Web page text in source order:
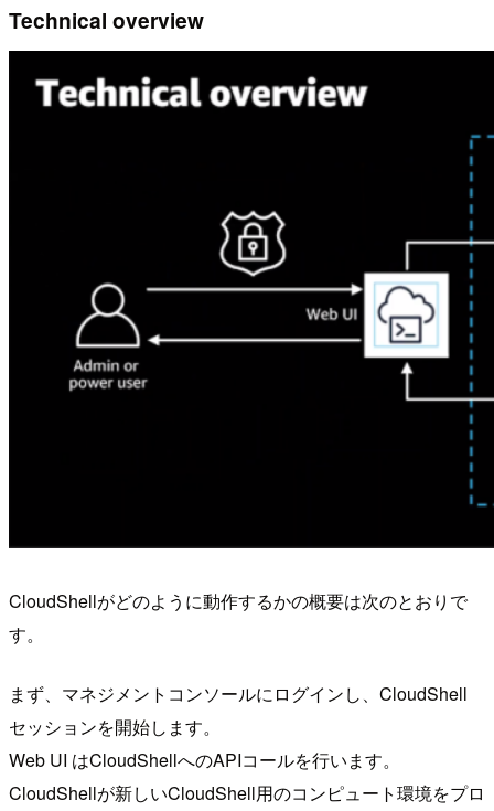
Technical overview
CloudShellがどのように動作するかの概要は次のとおりで
す。
まず、マネジメントコンソールにログインし、CloudShell
セッションを開始します。
Web UI はCloudShellへのAPIコールを行います。
CloudShellが新しいCloudShell用のコンピュート環境をプロ